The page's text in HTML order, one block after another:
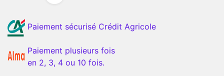
Paiement sécurisé Crédit Agricole
Paiement plusieurs fois
en 2, 3, 4 ou 10 fois.